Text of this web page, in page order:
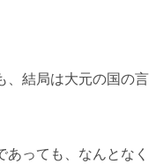
、結局は大元の国の言
っても、なんとなく